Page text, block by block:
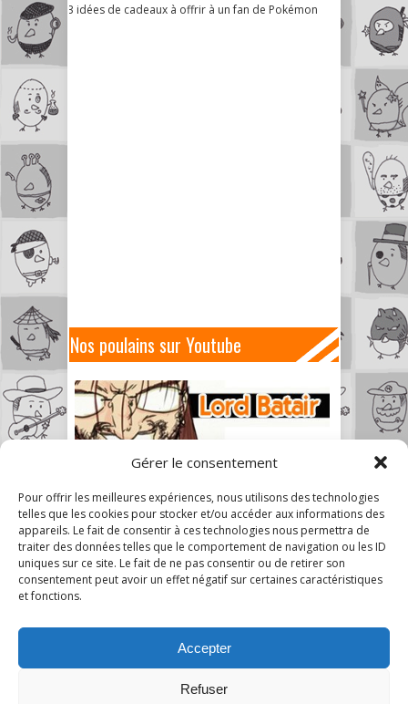
Gérer le consentement
Pour offrir les meilleures expériences, nous utilisons des technologies
telles que les cookies pour stocker et/ou accéder aux informations des
appareils. Le fait de consentir à ces technologies nous permettra de
traiter des données telles que le comportement de navigation ou les ID
uniques sur ce site. Le fait de ne pas consentir ou de retirer son
consentement peut avoir un effet négatif sur certaines caractéristiques
et fonctions.
Accepter
Refuser
3 idées de cadeaux à offrir à un fan de Pokémon
Nos poulains sur Youtube